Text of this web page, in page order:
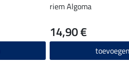
riem Algoma
14,90 €
toevoegen